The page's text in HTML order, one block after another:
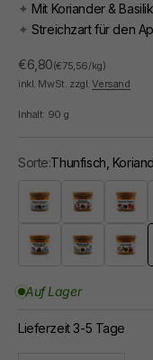
✦ Mit Koriander &
✦ Streichzart für den
Angebot
€6,80(€75,56/kg)
inkl. MwSt. zzgl.Versand
Inhalt: 90 g
Sorte:Thunfisch,
Anchovis, Piment
Hummer &Krebs
Sardinenfilets & Chorizo
Sardinen,
Auf Lager
Lieferzeit 3-5 Tage